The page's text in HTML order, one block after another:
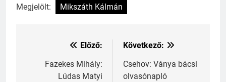
Megjelölt: Mikszáth Kálmán
Bejegyzés
navigáció
Előző:
Fazekes Mihály:
Lúdas Matyi
Következő:
Csehov: Ványa bácsi
olvasónapló